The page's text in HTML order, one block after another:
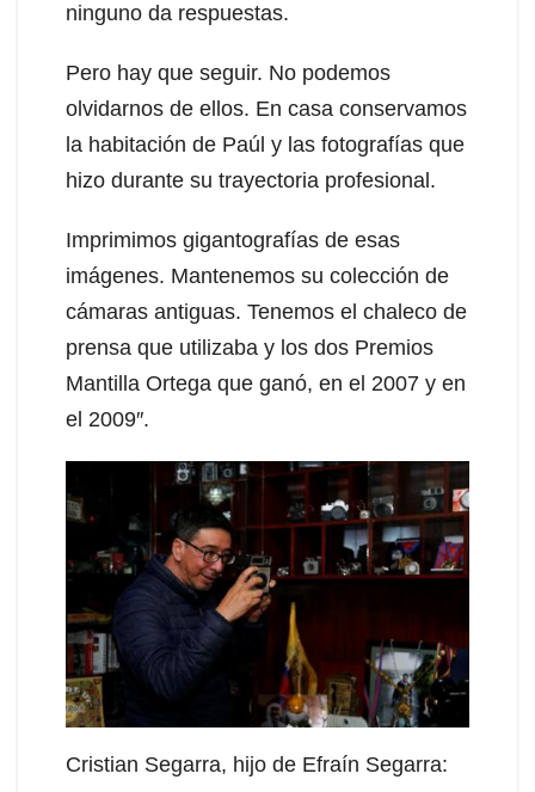
ninguno da respuestas.
Pero hay que seguir. No podemos
olvidarnos de ellos. En casa conservamos
la habitación de Paúl y las fotografías que
hizo durante su trayectoria profesional.
Imprimimos gigantografías de esas
imágenes. Mantenemos su colección de
cámaras antiguas. Tenemos el chaleco de
prensa que utilizaba y los dos Premios
Mantilla Ortega que ganó, en el 2007 y en
el 2009″.
Cristian Segarra, hijo de Efraín Segarra: